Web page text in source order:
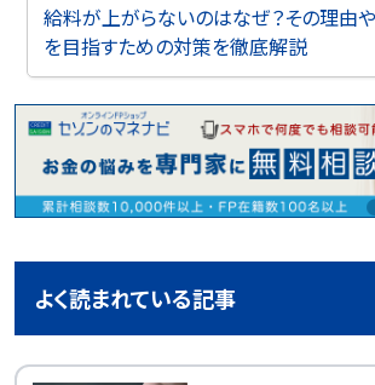
給料が上がらないのはなぜ？その理由
を目指すための対策を徹底解説
よく読まれている記事